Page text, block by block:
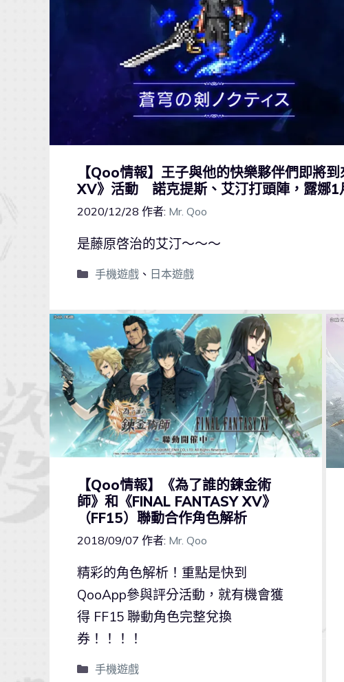
【Qoo情報】王子與他的快樂夥伴們即將
XV》活動 諾克提斯、艾汀打頭陣，露娜1
2020/12/28 作者: Mr. Qoo
是藤原啓治的艾汀～～～
手機遊戲、 日本遊戲
【Qoo情報】《為了誰的鍊金術
師》和《FINAL FANTASY XV》
（FF15）聯動合作角色解析
2018/09/07 作者: Mr. Qoo
精彩的角色解析！重點是快到
QooApp參與評分活動，就有機會獲
得 FF15 聯動角色完整兌換
券！！！！
手機遊戲